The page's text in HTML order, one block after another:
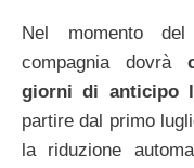
Nel momento
compagnia dovrà
giorni di anticipo
partire dal primo
la riduzione